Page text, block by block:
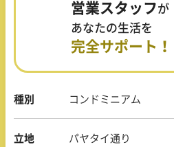
種別 コンドミニアム
立地 パヤタイ通り
営業スタッフが
あなたの生活を
完全サポート！